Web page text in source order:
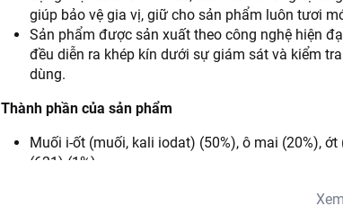
giúp bảo vệ gia vị, giữ cho sản phẩm luôn tươi
Sản phẩm được sản xuất theo công nghệ hiện
đều diễn ra khép kín dưới sự giám sát và kiểm
dùng.
Thành phần của sản phẩm
Muối i-ốt (muối, kali iodat) (50%), ô mai (20%),
(621) (1%).